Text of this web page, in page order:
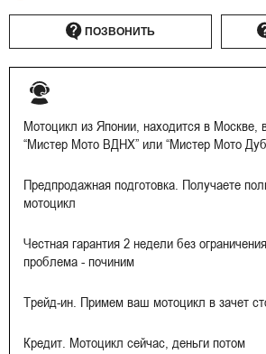
ПОЗВОНИТЬ
Мотоцикл из Японии, находится в Москве,
“Мистер Мото ВДНХ” или “Мистер Мото
Предпродажная подготовка. Получаете
мотоцикл
Честная гарантия 2 недели без
проблема - починим
Трейд-ин. Примем ваш мотоцикл в зачет
Кредит. Мотоцикл сейчас, деньги потом